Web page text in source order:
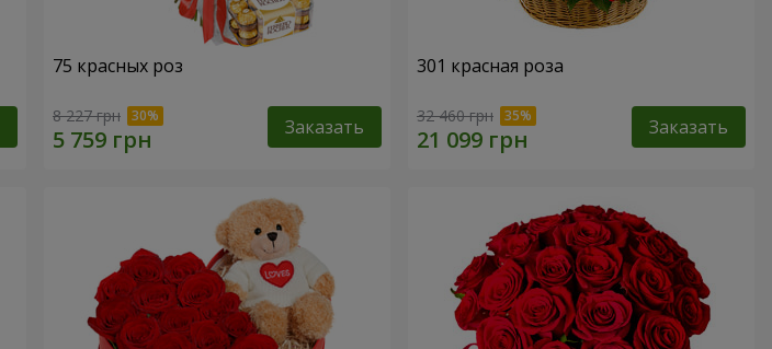
75 красных роз
8 227 грн Заказать
301 красная роза
32 460 грн Заказать